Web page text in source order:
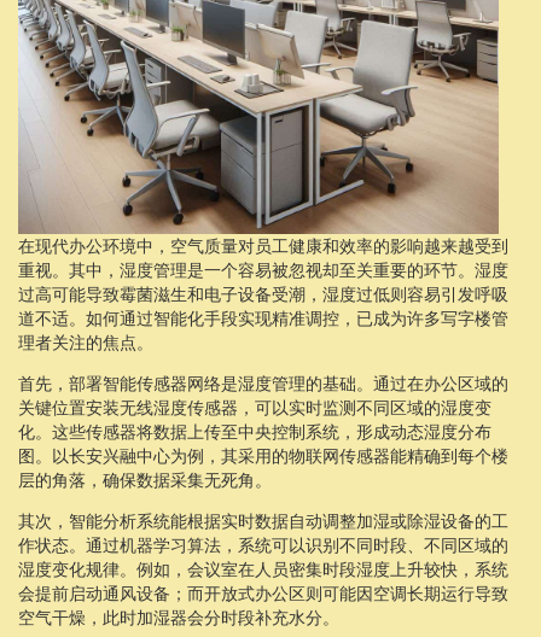
在现代办公环境中，空气质量对员工健康和效率的影响越来越受到
重视。其中，湿度管理是一个容易被忽视却至关重要的环节。湿度
过高可能导致霉菌滋生和电子设备受潮，湿度过低则容易引发呼吸
道不适。如何通过智能化手段实现精准调控，已成为许多写字楼管
理者关注的焦点。
首先，部署智能传感器网络是湿度管理的基础。通过在办公区域的
关键位置安装无线湿度传感器，可以实时监测不同区域的湿度变
化。这些传感器将数据上传至中央控制系统，形成动态湿度分布
图。以长安兴融中心为例，其采用的物联网传感器能精确到每个楼
层的角落，确保数据采集无死角。
其次，智能分析系统能根据实时数据自动调整加湿或除湿设备的工
作状态。通过机器学习算法，系统可以识别不同时段、不同区域的
湿度变化规律。例如，会议室在人员密集时段湿度上升较快，系统
会提前启动通风设备；而开放式办公区则可能因空调长期运行导致
空气干燥，此时加湿器会分时段补充水分。